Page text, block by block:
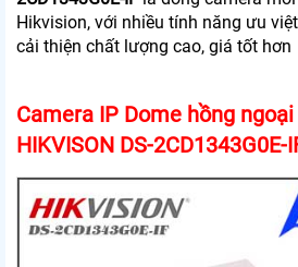
Hikvision, với nhiều tính năng ưu
cải thiện chất lượng cao, giá tốt hơn
Camera IP Dome hồng
HIKVISON DS-2CD1343G0E-